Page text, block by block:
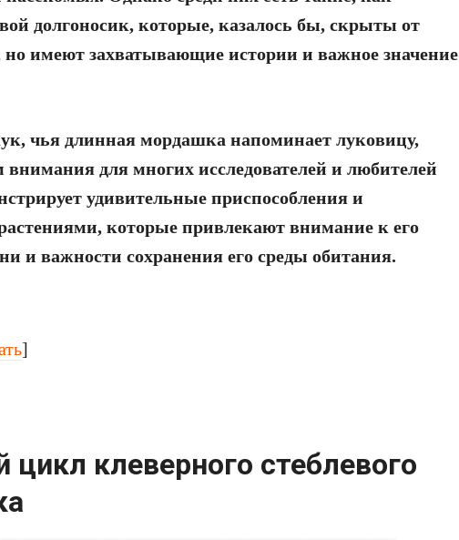
долгоносик, которые, казалось бы, скрыты от
имеют захватывающие истории и важное значение
чья длинная мордашка напоминает луковицу,
внимания для многих исследователей и любителей
удивительные приспособления и
которые привлекают внимание к его
и важности сохранения его среды обитания.
]
клеверного стеблевого